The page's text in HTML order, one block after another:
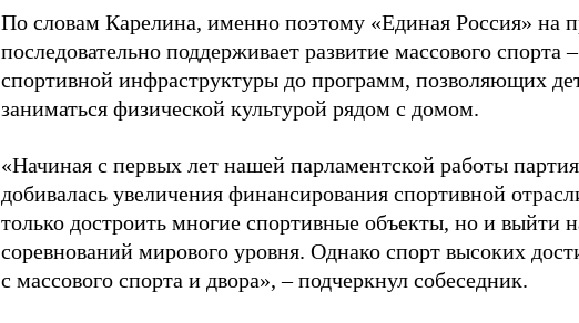
По словам Карелина, именно поэтому «Единая Россия» на
последовательно поддерживает развитие массового спорта
спортивной инфраструктуры до программ, позволяющих
заниматься физической культурой рядом с домом.
«Начиная с первых лет нашей парламентской работы
добивалась увеличения финансирования спортивной
только достроить многие спортивные объекты, но и выйти
соревнований мирового уровня. Однако спорт высоких
с массового спорта и двора», – подчеркнул собеседник.